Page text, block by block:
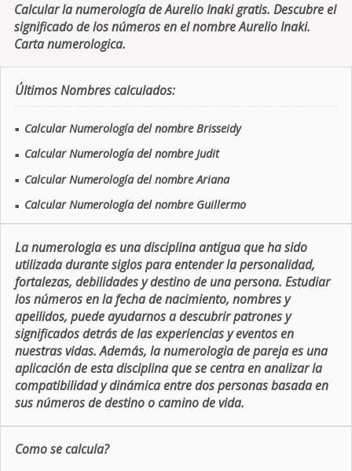
Calcular la numerología de Aurelio Inaki gratis. Descubre el
significado de los números en el nombre Aurelio Inaki.
Carta numerologica.
Últimos Nombres calculados:
■ Calcular Numerología del nombre Brisseidy
■ Calcular Numerología del nombre Judit
■ Calcular Numerología del nombre Ariana
■ Calcular Numerología del nombre Guillermo
La numerologia es una disciplina antigua que ha sido
utilizada durante siglos para entender la personalidad,
fortalezas, debilidades y destino de una persona. Estudiar
los números en la fecha de nacimiento, nombres y
apellidos, puede ayudarnos a descubrir patrones y
significados detrás de las experiencias y eventos en
nuestras vidas. Además, la numerologia de pareja es una
aplicación de esta disciplina que se centra en analizar la
compatibilidad y dinámica entre dos personas basada en
sus números de destino o camino de vida.
Como se calcula?